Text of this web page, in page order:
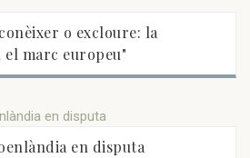
o excloure: la
marc europeu"
en disputa